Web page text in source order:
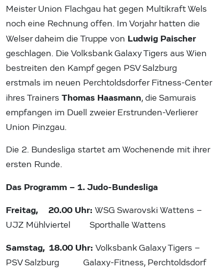
Meister Union Flachgau hat gegen Multikraft Wels
noch eine Rechnung offen. Im Vorjahr hatten die
Welser daheim die Truppe von Ludwig Paischer
geschlagen. Die Volksbank Galaxy Tigers aus Wien
bestreiten den Kampf gegen PSV Salzburg
erstmals im neuen Perchtoldsdorfer Fitness-Center
ihres Trainers Thomas Haasmann, die Samurais
empfangen im Duell zweier Erstrunden-Verlierer
Union Pinzgau.
Die 2. Bundesliga startet am Wochenende mit ihrer
ersten Runde.
Das Programm – 1. Judo-Bundesliga
Freitag, 20.00 Uhr: WSG Swarovski Wattens –
UJZ Mühlviertel Sporthalle Wattens
Samstag, 18.00 Uhr: Volksbank Galaxy Tigers –
PSV Salzburg Galaxy-Fitness, Perchtoldsdorf